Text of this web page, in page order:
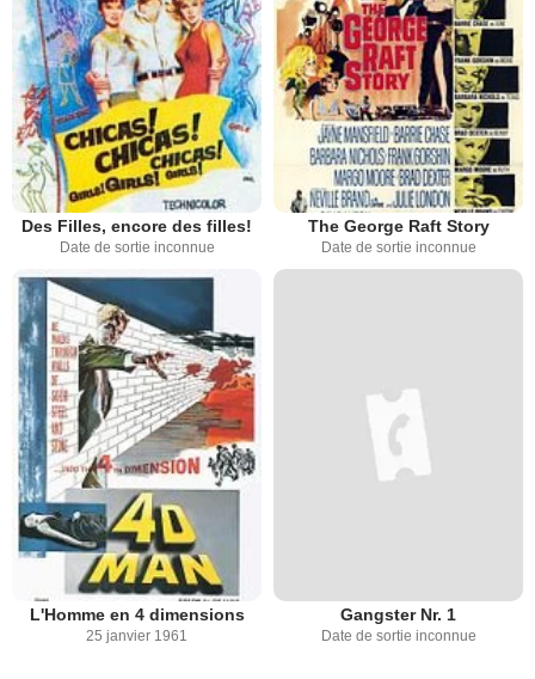
Des Filles, encore des filles!
Date de sortie inconnue
The George Raft Story
Date de sortie inconnue
L'Homme en 4 dimensions
25 janvier 1961
Gangster Nr. 1
Date de sortie inconnue